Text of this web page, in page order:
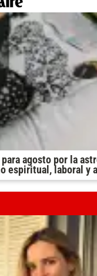
agosto por la
espiritual, laboral y